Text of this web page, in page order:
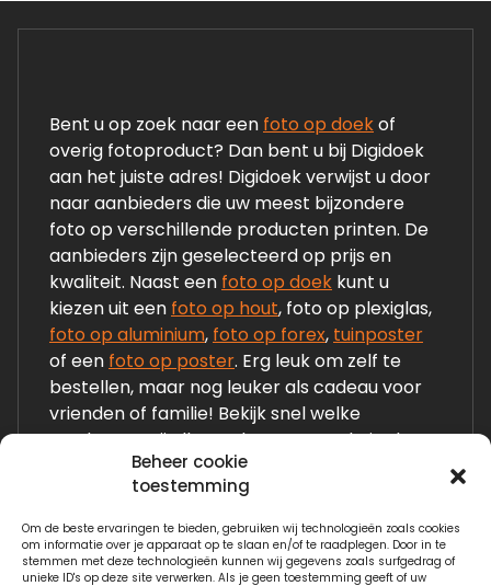
Beheer cookie
toestemming
Om de beste ervaringen te bieden, gebruiken wij technologieën zoals cookies
om informatie over je apparaat op te slaan en/of te raadplegen. Door in te
stemmen met deze technologieën kunnen wij gegevens zoals surfgedrag of
unieke ID's op deze site verwerken. Als je geen toestemming geeft of uw
Bent u op zoek naar een foto op doekof
overig fotoproduct? Dan bent u bij Digidoek
aan het juiste adres! Digidoek verwijst u door
naar aanbieders die uw meest bijzondere
foto op verschillende producten printen. De
aanbieders zijn geselecteerd op prijs en
kwaliteit. Naast een foto op doek kunt u
kiezen uit een foto op hout, foto op plexiglas,
foto op aluminium, foto op forex, tuinposter
of een foto op poster. Erg leuk om zelf te
bestellen, maar nog leuker als cadeau voor
vrienden of familie! Bekijk snel welke
producten wij allemaal op onze website laten
Links:
Fotogeschenken.nl